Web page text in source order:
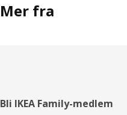
Mer fra
Bunntekst
Bli IKEA Family-medlem